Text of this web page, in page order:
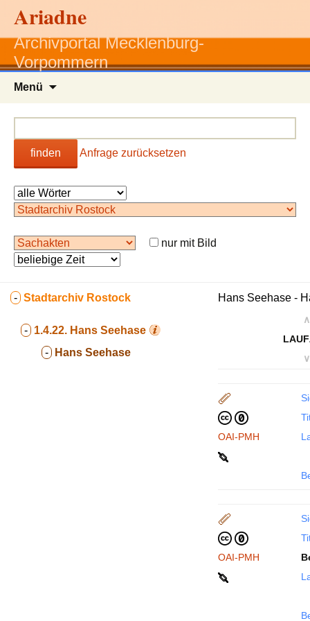
Ariadne
Archivportal Mecklenburg-
Vorpommern
Menü
finden Anfrage zurücksetzen
nur mit Bild
- Stadtarchiv Rostock
- 1.4.22. Hans Seehase
- Hans Seehase
Hans Seehase -
∧
∨
OAI-PMH
OAI-PMH